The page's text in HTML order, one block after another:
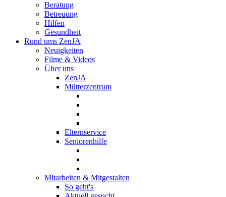
Beratung
Betreuung
Hilfen
Gesundheit
Rund ums ZenJA
Neuigkeiten
Filme & Videos
Über uns
ZenJA
Mütterzentrum
Elternservice
Seniorenhilfe
Mitarbeiten & Mitgestalten
So geht's